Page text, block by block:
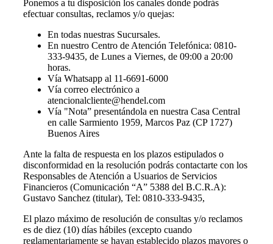
Ponemos a tu disposición los canales donde podrás
efectuar consultas, reclamos y/o quejas:
En todas nuestras Sucursales.
En nuestro Centro de Atención Telefónica: 0810-
333-9435, de Lunes a Viernes, de 09:00 a 20:00
horas.
Vía Whatsapp al 11-6691-6000
Vía correo electrónico a
atencionalcliente@hendel.com
Vía "Nota” presentándola en nuestra Casa Central
en calle Sarmiento 1959, Marcos Paz (CP 1727)
Buenos Aires
Ante la falta de respuesta en los plazos estipulados o
disconformidad en la resolución podrás contactarte con los
Responsables de Atención a Usuarios de Servicios
Financieros (Comunicación “A” 5388 del B.C.R.A):
Gustavo Sanchez (titular), Tel: 0810-333-9435,
El plazo máximo de resolución de consultas y/o reclamos
es de diez (10) días hábiles (excepto cuando
reglamentariamente se hayan establecido plazos mayores o